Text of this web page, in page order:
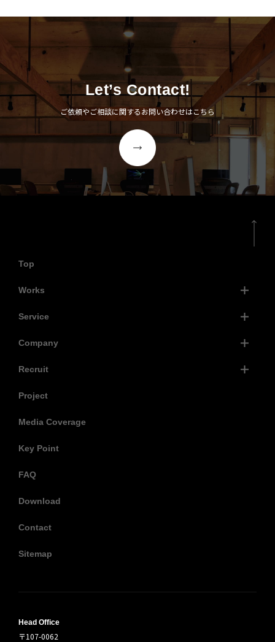
Let’s Contact!
ご依頼やご相談に関するお問い合わせはこちら
Top
Works
Service
Company
Recruit
Project
Media Coverage
Key Point
FAQ
Download
Contact
Sitemap
Head Office
〒107-0062